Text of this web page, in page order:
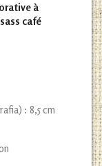
à
café
: 8,5 cm